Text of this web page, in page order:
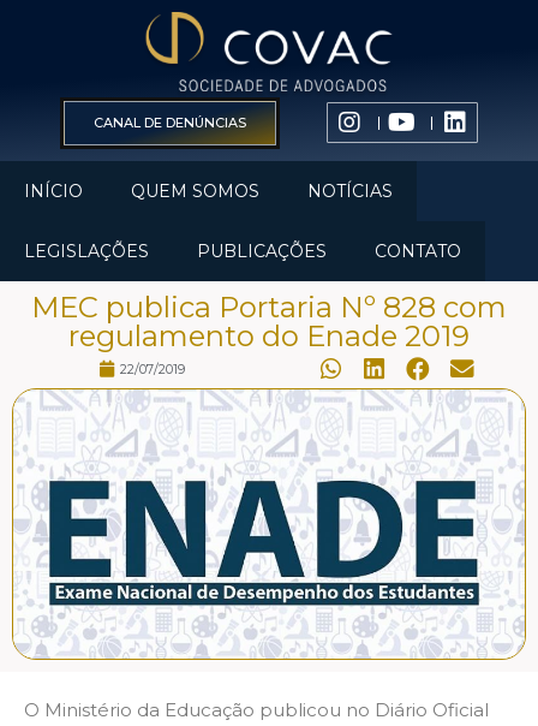
CANAL DE DENÚNCIAS
INÍCIO QUEM SOMOS NOTÍCIAS
LEGISLAÇÕES PUBLICAÇÕES CONTATO
MEC publica Portaria Nº 828 com
regulamento do Enade 2019
22/07/2019
O Ministério da Educação publicou no Diário Oficial